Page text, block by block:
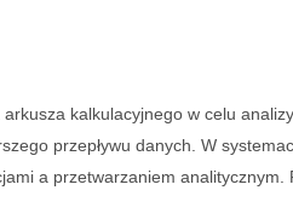
kalkulacyjnego w celu
przepływu danych. W
a przetwarzaniem